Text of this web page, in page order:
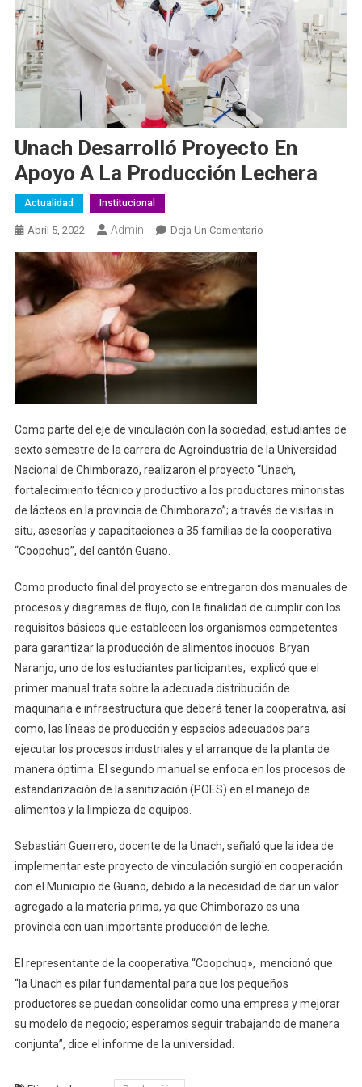
Unach Desarrolló Proyecto En
Apoyo A La Producción Lechera
Actualidad Institucional
Abril 5, 2022 Admin Deja Un ComentarioEn
Como parte del eje de vinculación con la sociedad, estudiantes de
sexto semestre de la carrera de Agroindustria de la Universidad
Nacional de Chimborazo, realizaron el proyecto “Unach,
fortalecimiento técnico y productivo a los productores minoristas
de lácteos en la provincia de Chimborazo”; a través de visitas in
situ, asesorías y capacitaciones a 35 familias de la cooperativa
“Coopchuq”, del cantón Guano.
Como producto final del proyecto se entregaron dos manuales de
procesos y diagramas de flujo, con la finalidad de cumplir con los
requisitos básicos que establecen los organismos competentes
para garantizar la producción de alimentos inocuos. Bryan
Naranjo, uno de los estudiantes participantes, explicó que el
primer manual trata sobre la adecuada distribución de
maquinaria e infraestructura que deberá tener la cooperativa, así
como, las líneas de producción y espacios adecuados para
ejecutar los procesos industriales y el arranque de la planta de
manera óptima. El segundo manual se enfoca en los procesos de
estandarización de la sanitización (POES) en el manejo de
alimentos y la limpieza de equipos.
Sebastián Guerrero, docente de la Unach, señaló que la idea de
implementar este proyecto de vinculación surgió en cooperación
con el Municipio de Guano, debido a la necesidad de dar un valor
agregado a la materia prima, ya que Chimborazo es una
provincia con uan importante producción de leche.
El representante de la cooperativa “Coopchuq», mencionó que
“la Unach es pilar fundamental para que los pequeños
productores se puedan consolidar como una empresa y mejorar
su modelo de negocio; esperamos seguir trabajando de manera
conjunta”, dice el informe de la universidad.